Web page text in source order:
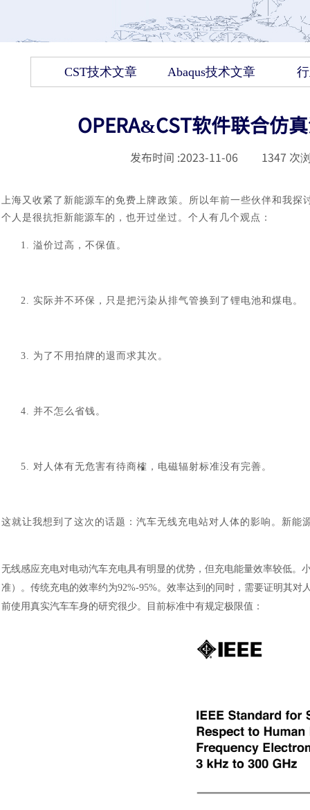
CST技术文章 Abaqus技术文章
OPERA&CST软件联合仿
发布时间 :2023-11-06 1347 次
上海又收紧了新能源车的免费上牌政策。所以年前一些伙伴和我
个人是很抗拒新能源车的，也开过坐过。个人有几个观点：
1. 溢价过高，不保值。
2. 实际并不环保，只是把污染从排气管换到了锂电池和煤电。
3. 为了不用拍牌的退而求其次。
4. 并不怎么省钱。
5. 对人体有无危害有待商榷，电磁辐射标准没有完善。
这就让我想到了这次的话题：汽车无线充电站对人体的影响。新能
无线感应充电对电动汽车充电具有明显的优势，但充电能量效率较低。
准）。传统充电的效率约为92%-95%。效率达到的同时，需要证明其
前使用真实汽车车身的研究很少。目前标准中有规定极限值：